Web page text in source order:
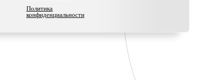
Политика
конфиденциальности